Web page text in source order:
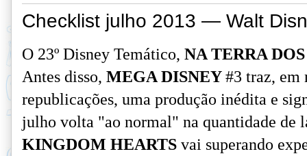
Checklist julho 2013 — Walt
O 23º Disney Temático, NA TERRA
Antes disso, MEGA DISNEY#3 traz, em
republicações, uma produção inédita e
julho volta "ao normal" na quantidade de
KINGDOM HEARTS vai superando